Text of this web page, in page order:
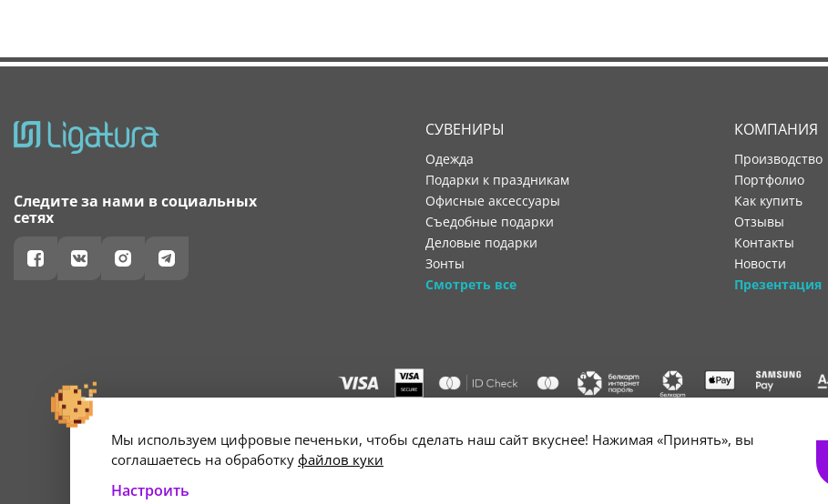
Следите за нами в социальных
сетях
СУВЕНИРЫ
Одежда
Подарки к праздникам
Офисные аксессуары
Съедобные подарки
Деловые подарки
Зонты
Смотреть все
КОМПАНИЯ
производство
портфолио
как купить
отзывы
контакты
новости
Презентация
г. Минск, ул. Амураторская, 4Б, цокольный этаж, помещение 3. Р/с BY34 ALFA 3012 2B24
Свидетельство о государственной регистрации №193602931 выдано Минским
Мы используем цифровые печеньки, чтобы сделать наш сайт вкуснее! Нажимая «Принять», вы
соглашаетесь на обработку файлов куки
Настроить